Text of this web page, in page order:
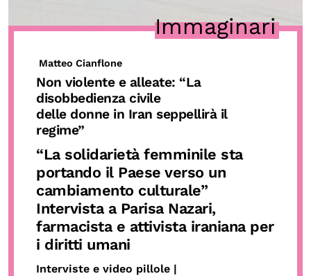
Immaginari
Matteo Cianflone
Non violente e alleate: “La
disobbedienza civile
delle donne in Iran seppellirà il
regime”
“La solidarietà femminile sta
portando il Paese verso un
cambiamento culturale”
Intervista a Parisa Nazari,
farmacista e attivista iraniana per
i diritti umani
Interviste e video pillole |